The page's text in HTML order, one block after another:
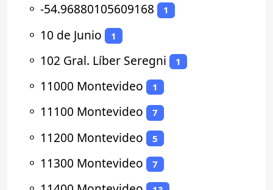
⚬ -54.96880105609168 1
⚬ 10 de Junio 1
⚬ 102 Gral. Líber Seregni 1
⚬ 11000 Montevideo 1
⚬ 11100 Montevideo 7
⚬ 11200 Montevideo 5
⚬ 11300 Montevideo 7